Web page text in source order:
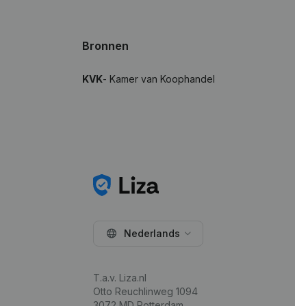
Bronnen
KVK- Kamer van Koophandel
Nederlands
T.a.v. Liza.nl
Otto Reuchlinweg 1094